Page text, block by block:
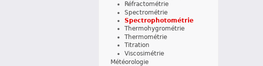
Réfractométrie
Spectrométrie
Spectrophotométrie
Thermohygrométrie
Thermométrie
Titration
Viscosimétrie
Météorologie